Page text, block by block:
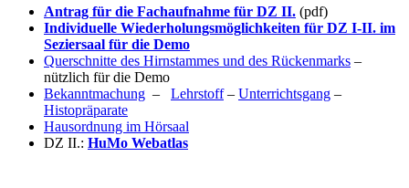
Antrag für die Fachaufnahme für DZ II. (pdf)
Individuelle Wiederholungsmöglichkeiten für DZ I-II. im
Seziersaal für die Demo
Querschnitte des Hirnstammes und des Rückenmarks –
nützlich für die Demo
Bekanntmachung – Lehrstoff– Unterrichtsgang –
Histopräparate
Hausordnung im Hörsaal
DZ II.: HuMo Webatlas